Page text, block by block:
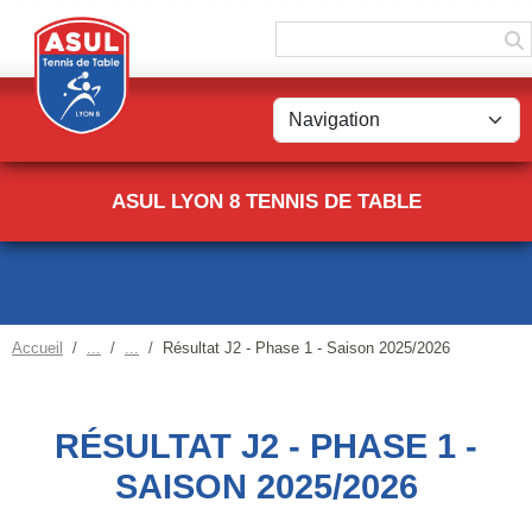
ASUL LYON 8 TENNIS DE TABLE
Accueil Résultat J2 - Phase 1 - Saison 2025/2026
RÉSULTAT J2 - PHASE 1 -
SAISON 2025/2026
Panneau de gestion des cookies